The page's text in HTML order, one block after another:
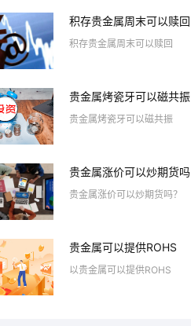
积存贵金属周末可以赎回
积存贵金属周末可以赎回
贵金属烤瓷牙可以磁共振
贵金属烤瓷牙可以磁共振
贵金属涨价可以炒期货吗
贵金属涨价可以炒期货吗？
贵金属可以提供ROHS
以贵金属可以提供ROHS